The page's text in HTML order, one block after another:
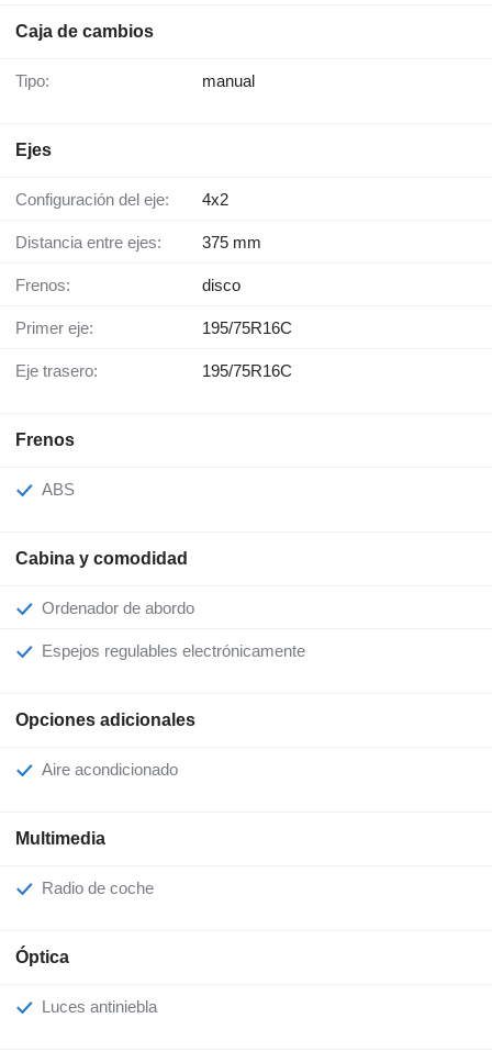
Caja de cambios
Tipo: manual
Ejes
Configuración del eje: 4x2
Distancia entre ejes: 375 mm
Frenos: disco
Primer eje: 195/75R16C
Eje trasero: 195/75R16C
Frenos
ABS
Cabina y comodidad
Ordenador de abordo
Espejos regulables electrónicamente
Opciones adicionales
Aire acondicionado
Multimedia
Radio de coche
Óptica
Luces antiniebla